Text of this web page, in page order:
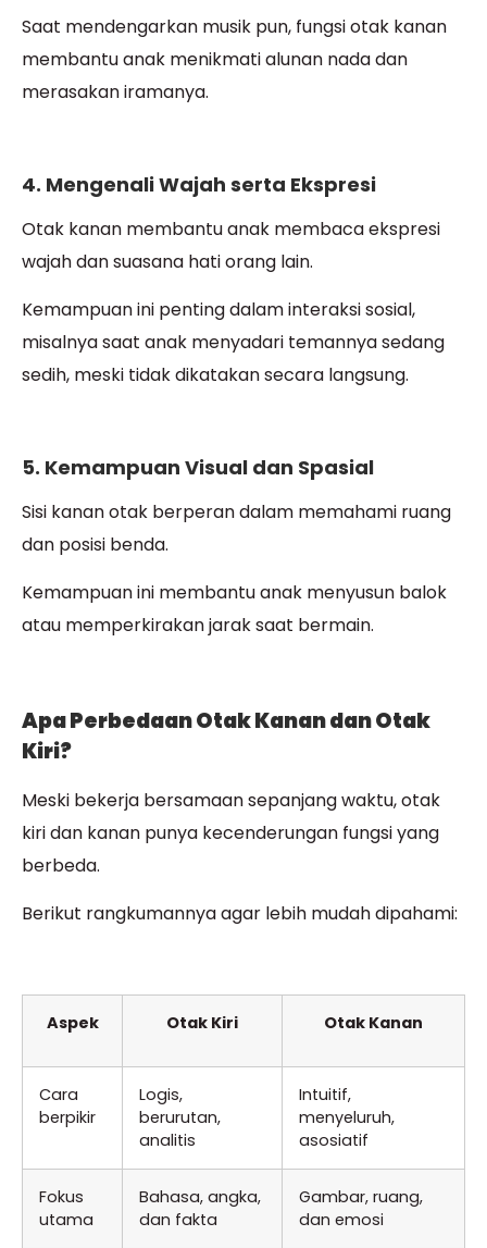
Saat mendengarkan musik pun, fungsi otak kanan
membantu anak menikmati alunan nada dan
merasakan iramanya.
4. Mengenali Wajah serta Ekspresi
Otak kanan membantu anak membaca ekspresi
wajah dan suasana hati orang lain.
Kemampuan ini penting dalam interaksi sosial,
misalnya saat anak menyadari temannya sedang
sedih, meski tidak dikatakan secara langsung.
5. Kemampuan Visual dan Spasial
Sisi kanan otak berperan dalam memahami ruang
dan posisi benda.
Kemampuan ini membantu anak menyusun balok
atau memperkirakan jarak saat bermain.
Apa Perbedaan Otak Kanan dan Otak
Kiri?
Meski bekerja bersamaan sepanjang waktu, otak
kiri dan kanan punya kecenderungan fungsi yang
berbeda.
Berikut rangkumannya agar lebih mudah dipahami:
Aspek Otak Kiri Otak Kanan
Cara
berpikir
Logis,
berurutan,
analitis
Intuitif,
menyeluruh,
asosiatif
Fokus
utama
Bahasa, angka,
dan fakta
Gambar, ruang,
dan emosi